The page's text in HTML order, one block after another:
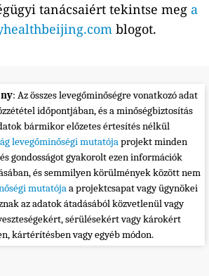
tanácsaiért tekintse meg a
blogot.
: Az összes levegőminőségre vonatkozó adat
időpontjában, és a minőségbiztosítás
bármikor előzetes értesítés nélkül
levegőminőségi mutatójaprojekt minden
gondosságot gyakorolt ezen információk
és semmilyen körülmények között nem
mutatójaa projektcsapat vagy ügynökei
az adatok átadásából közvetlenül vagy
sérülésekért vagy károkért
kártérítésben vagy egyéb módon.